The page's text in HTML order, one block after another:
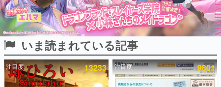
ピックアップ
電ファミのいま読まれている記事ランキング
いま読まれている記事
注目度 13233 注目度 9801